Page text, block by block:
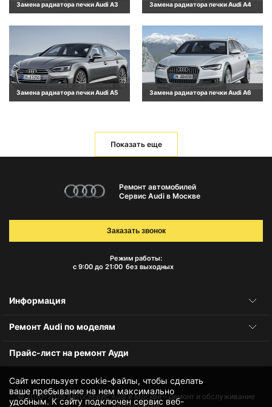
Замена радиатора печки Audi A3 Замена радиатора печки Audi A4
Замена радиатора печки Audi A5 Замена радиатора печки Audi A6
Показать еще
Сайт использует cookie-файлы, чтобы сделать
ваше пребывание на нем максимально
удобным. К cайту подключен сервис веб-
Ремонт автомобилей
Сервис Audi в Москве
Режим работы:
с 9:00 до 21:00 без выходных
Заказать звонок
Информация
Ремонт Audi по моделям
Прайс-лист на ремонт Ауди
© 2010-2026Автосервис Audi в Москве – ремонт и обслуживание